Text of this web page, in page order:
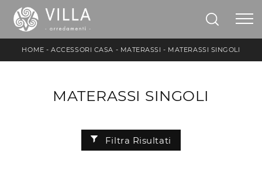
HOME -ACCESSORI CASA - MATERASSI - MATERASSI SINGOLI
MATERASSI SINGOLI
Filtra Risultati